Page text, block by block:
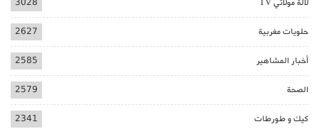
حلويات مغربية 2627
أخبار المشاهير 2585
الصحة 2579
كيك و طورطات 2341